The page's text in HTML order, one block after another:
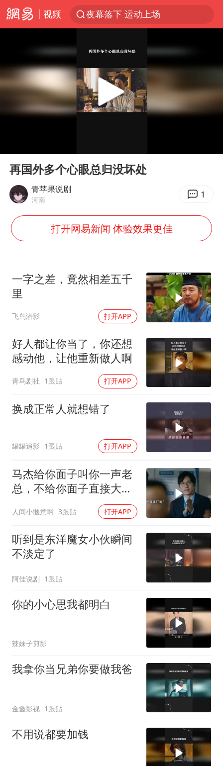
视频
夜幕落下 运动上场
27岁女子组织卖淫集团被悬赏通缉
美国将对多晶硅衍生品加征15%关税
泰国校园枪击案死亡人数升至7人
女子开一天一夜空调后二氧化碳中毒
“空调24小时开着更省电”不实
“中国蔬菜之乡”最高温达41.8℃
“不建议大家买深色蛋糕”
985博士后被曝在妻子孕期出轨后续
如何把百年大党建设得更加坚强有力？
Play
再国外多个心眼总归没坏处
青苹果说剧
河南 1
打开网易新闻 体验效果更佳
一字之差，竟然相差五千
里
飞鸟潜影 打开APP
好人都让你当了，你还想
感动他，让他重新做人啊
青鸟剧社 1跟贴 打开APP
换成正常人就想错了
罐罐追影 1跟贴 打开APP
马杰给你面子叫你一声老
总，不给你面子直接大嘴
人间小惬意啊 3跟贴 打开APP
听到是东洋魔女小伙瞬间
不淡定了
阿佳说剧 1跟贴
你的小心思我都明白
辣妹子剪影
我拿你当兄弟你要做我爸
金鑫影视 1跟贴
不用说都要加钱